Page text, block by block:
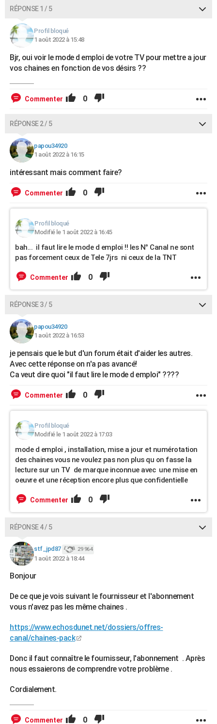
AVIS DE DÉCÈS
FORUM
Bricolage
Lifestyle
Culture
Sport
Auto
Television
Voyage
Cinema
RÉPONSE 1 / 5
Profil bloqué
1 août 2022 à 15:48
Bjr, oui voir le mode d emploi de votre TV pour mettre a jour
vos chaines en fonction de vos désirs ??
Commenter 0
RÉPONSE 2 / 5
papou34920
1 août 2022 à 16:15
intéressant mais comment faire?
Commenter 0
Profil bloqué
Modifié le 1 août 2022 à 16:45
bah... il faut lire le mode d emploi !! les N° Canal ne sont
pas forcement ceux de Tele 7jrs ni ceux de la TNT
Commenter 0
RÉPONSE 3 / 5
papou34920
1 août 2022 à 16:53
je pensais que le but d'un forum était d'aider les autres.
Avec cette réponse on n'a pas avancé!
Ca veut dire quoi "il faut lire le mode d emploi" ????
Commenter 0
Profil bloqué
Modifié le 1 août 2022 à 17:03
mode d emploi , installation, mise a jour et numérotation
des chaines vous ne voulez pas non plus qu on fasse la
lecture sur un TV de marque inconnue avec une mise en
oeuvre et une réception encore plus que confidentielle
Commenter 0
RÉPONSE 4 / 5
stf_jpd87 29 964
1 août 2022 à 18:44
Bonjour
De ce que je vois suivant le fournisseur et l'abonnement
vous n'avez pas les même chaines .
https://www.echosdunet.net/dossiers/offres-
canal/chaines-pack
Donc il faut connaître le fournisseur, l'abonnement . Après
nous essaierons de comprendre votre problème .
Cordialement.
Commenter 0